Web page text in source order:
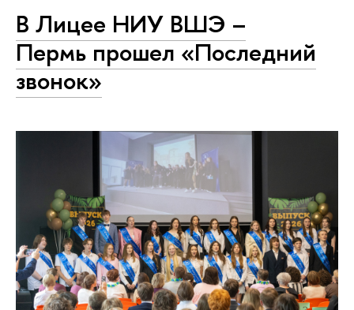
В Лицее НИУ ВШЭ –
Пермь прошел «Последний
звонок»